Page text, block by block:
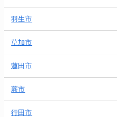
羽生市
草加市
蓮田市
蕨市
行田市